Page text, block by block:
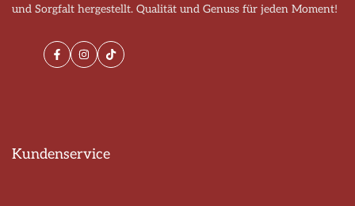
und Sorgfalt hergestellt. Qualität und Genuss für jeden Moment!
FacebookInstagram
TikTok
Kundenservice